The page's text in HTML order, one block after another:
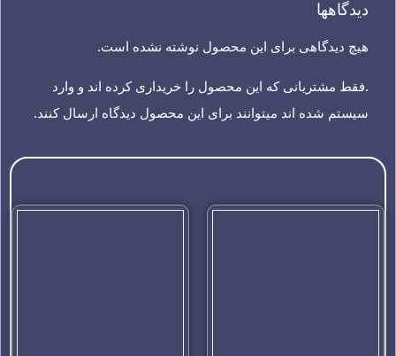
دیدگاهها
هیچ دیدگاهی برای این محصول نوشته نشده است.
.فقط مشتریانی که این محصول را خریداری کرده اند و وارد
سیستم شده اند میتوانند برای این محصول دیدگاه ارسال کنند.